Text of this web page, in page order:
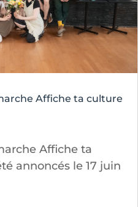
Affiche ta culture
Affiche ta
annoncés le 17 juin